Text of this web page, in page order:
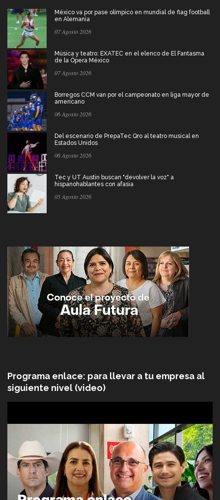
México va por pase olímpico en mundial de flag football
en Alemania
07 Agosto 2026
Música y teatro: EXATEC en el elenco de El Fantasma
de la Ópera México
07 Agosto 2026
Borregos CCM van por el campeonato en liga mayor de
americano
06 Agosto 2026
Del escenario de PrepaTec Qro al teatro musical en
Estados Unidos
06 Agosto 2026
Tec y UT Austin buscan "devolver la voz" a
hispanohablantes con afasia
05 Agosto 2026
Programa enlace: para llevar a tu empresa al
siguiente nivel (video)